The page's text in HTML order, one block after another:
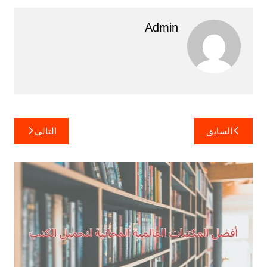
Admin
تصفّح
المقالات
السابق التالي